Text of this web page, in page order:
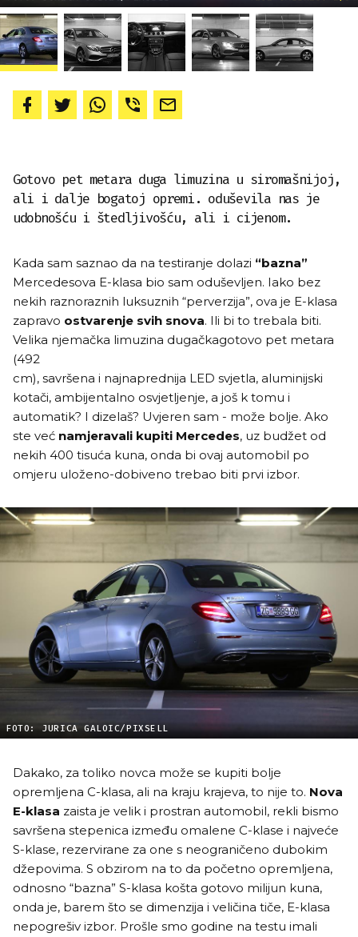
Gotovo pet metara duga limuzina u siromašnijoj,
ali i dalje bogatoj opremi. oduševila nas je
udobnošću i štedljivošću, ali i cijenom.
Kada sam saznao da na testiranje dolazi “bazna”
Mercedesova E-klasa bio sam oduševljen. Iako bez
nekih raznoraznih luksuznih “perverzija”, ova je E-klasa
zapravo ostvarenje svih snova. Ili bi to trebala biti.
Velika njemačka limuzina dugačkagotovo pet metara
(492
cm), savršena i najnaprednija LED svjetla, aluminijski
kotači, ambijentalno osvjetljenje, a još k tomu i
automatik? I dizelaš? Uvjeren sam - može bolje. Ako
ste već namjeravali kupiti Mercedes, uz budžet od
nekih 400 tisuća kuna, onda bi ovaj automobil po
omjeru uloženo-dobiveno trebao biti prvi izbor.
FOTO: JURICA GALOIC/PIXSELL
Dakako, za toliko novca može se kupiti bolje
opremljena C-klasa, ali na kraju krajeva, to nije to. Nova
E-klasa zaista je velik i prostran automobil, rekli bismo
savršena stepenica između omalene C-klase i najveće
S-klase, rezervirane za one s neograničeno dubokim
džepovima. S obzirom na to da početno opremljena,
odnosno “bazna” S-klasa košta gotovo milijun kuna,
onda je, barem što se dimenzija i veličina tiče, E-klasa
nepogrešiv izbor. Prošle smo godine na testu imali